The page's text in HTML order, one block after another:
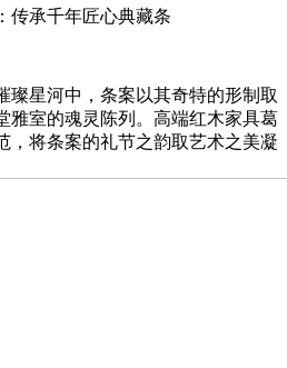
传承千年匠心典藏条
星河中，条案以其奇特的形制取
雅室的魂灵陈列。高端红木家具葛
，将条案的礼节之韵取艺术之美凝